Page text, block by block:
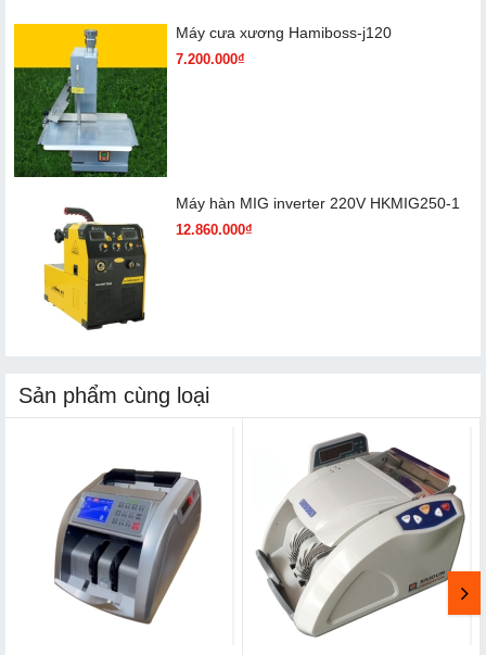
Máy cưa xương Hamiboss-j120
7.200.000₫
Máy hàn MIG inverter 220V HKMIG250-1
12.860.000₫
Sản phẩm cùng loại